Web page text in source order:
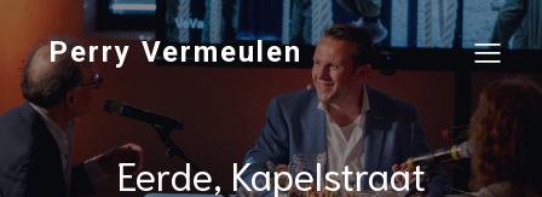
Perry Vermeulen
Eerde, Kapelstraat